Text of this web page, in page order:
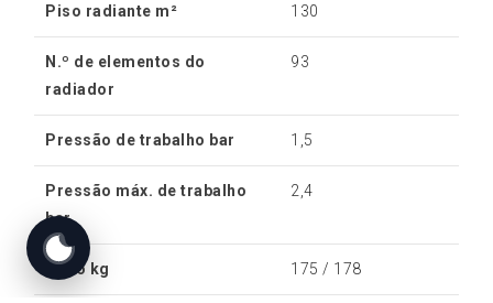
Piso radiante m² 130
N.º de elementos do
radiador
93
Pressão de trabalho bar 1,5
Pressão máx. de trabalho
bar
2,4
Peso kg 175 / 178